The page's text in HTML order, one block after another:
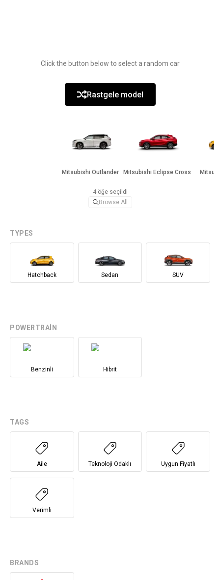
Click the button below to select a random car
Rastgele model
Mitsubishi Outlander Mitsubishi Eclipse Cross
4 öğe seçildi
Browse All
TYPES
Hatchback Sedan SUV
POWERTRAIN
Benzinli Hibrit
TAGS
Aile Teknoloji Odaklı Uygun Fiyatlı
Verimli
BRANDS